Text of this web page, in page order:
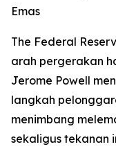
Emas
The Federal
arah pergerakan
Jerome Powell
langkah
menimbang
sekaligus tekanan